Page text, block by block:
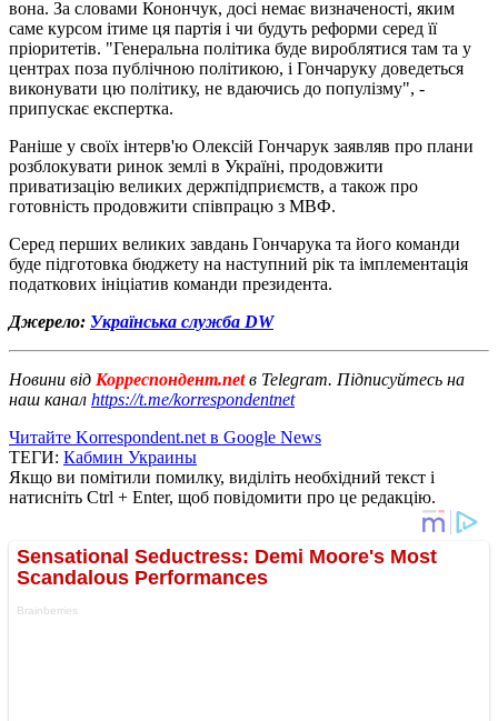
вона. За словами Конончук, досі немає визначеності, яким
саме курсом ітиме ця партія і чи будуть реформи серед її
пріоритетів. "Генеральна політика буде вироблятися там та у
центрах поза публічною політикою, і Гончаруку доведеться
виконувати цю політику, не вдаючись до популізму", -
припускає експертка.
Раніше у своїх інтерв'ю Олексій Гончарук заявляв про плани
розблокувати ринок землі в Україні, продовжити
приватизацію великих держпідприємств, а також про
готовність продовжити співпрацю з МВФ.
Серед перших великих завдань Гончарука та його команди
буде підготовка бюджету на наступний рік та імплементація
податкових ініціатив команди президента.
Джерело: Українська служба DW
Новини від Корреспондент.netв Telegram. Підписуйтесь на
наш канал https://t.me/korrespondentnet
Читайте Korrespondent.net в Google News
ТЕГИ: Кабмин Украины
Якщо ви помітили помилку, виділіть необхідний текст і
натисніть Ctrl + Enter, щоб повідомити про це редакцію.